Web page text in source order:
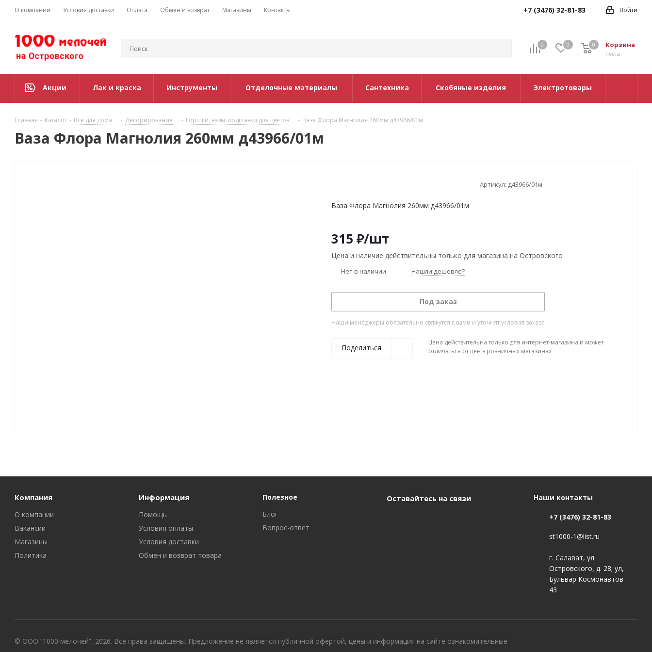
О компании Условия доставки Оплата Обмен и возврат Магазины Контакты Войти
+7 (3476) 32-81-83
0 0 Корзина
0
пуста
0
Акции Лак и краска Инструменты Отделочные материалы Сантехника Скобяные изделия Электротовары
Главная - Каталог - Все для дома - Декорирование - Горшки, вазы, подставки для цветов - Ваза Флора Магнолия 260мм д43966/01м
Ваза Флора Магнолия 260мм д43966/01м
Артикул: д43966/01м
Ваза Флора Магнолия 260мм д43966/01м
315 ₽/шт
Цена и наличие действительны только для магазина на Островского
Нет в наличии Нашли дешевле?
Под заказ
Наши менеджеры обязательно свяжутся с вами и уточнят условия заказа
Поделиться
Цена действительна только для интернет-магазина и может
отличаться от цен в розничных магазинах
Компания
О компании
Вакансии
Магазины
Политика
Информация
Помощь
Условия оплаты
Условия доставки
Обмен и возврат товара
Полезное
Блог
Вопрос-ответ
Оставайтесь на связи Наши контакты
+7 (3476) 32-81-83
st1000-1@list.ru
г. Салават, ул.
Островского, д. 28; ул,
Бульвар Космонавтов
43
© ООО “1000 мелочей”, 2026. Все права защищены. Предложение не является публичной офертой, цены и информация на сайте ознакомительные